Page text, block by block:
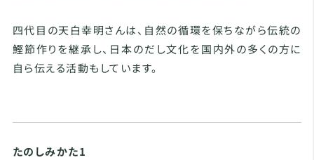
四代目の天白幸明さんは、自然の循環を保ちながら伝統の
鰹節作りを継承し、日本のだし文化を国内外の多くの方に
自ら伝える活動もしています。
たのしみかた1